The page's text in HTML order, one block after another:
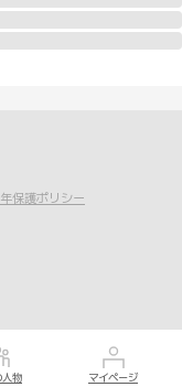
保護ポリシー
人物 マイページ